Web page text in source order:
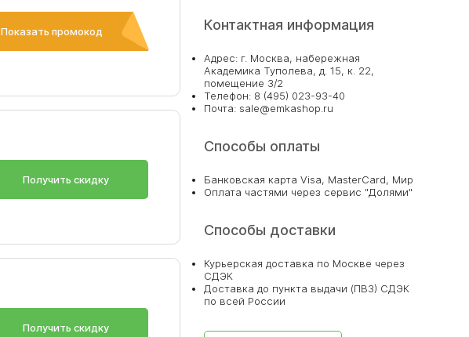
Показать промокод
Получить скидку
Получить скидку
Контактная информация
Адрес: г. Москва, набережная
Академика Туполева, д. 15, к. 22,
помещение 3/2
Телефон: 8 (495) 023-93-40
Почта: sale@emkashop.ru
Способы оплаты
Банковская карта Visa, MasterCard, Мир
Оплата частями через сервис "Долями"
Способы доставки
Курьерская доставка по Москве через
СДЭК
Доставка до пункта выдачи (ПВЗ) СДЭК
по всей России